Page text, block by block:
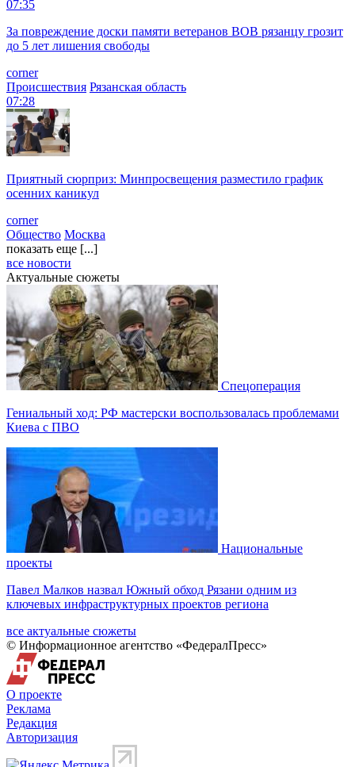
07:35
За повреждение доски памяти ветеранов ВОВ рязанцу грозит
до 5 лет лишения свободы
corner
Происшествия Рязанская область
07:28
Приятный сюрприз: Минпросвещения разместило график
осенних каникул
corner
Общество Москва
показать еще [...]
все новости
Актуальные сюжеты
Спецоперация
Гениальный ход: РФ мастерски воспользовалась проблемами
Киева с ПВО
Национальные
проекты
Павел Малков назвал Южный обход Рязани одним из
ключевых инфраструктурных проектов региона
все актуальные сюжеты
© Информационное агентство «ФедералПресс»
О проекте
Реклама
Редакция
Авторизация